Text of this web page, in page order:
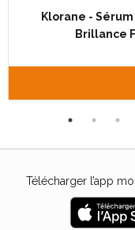
Klorane -
Brillance
Télécharger l’app